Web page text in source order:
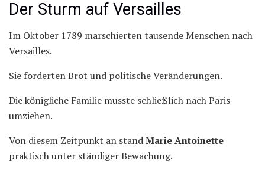
Der Sturm auf Versailles
Im Oktober 1789 marschierten tausende Menschen nach
Versailles.
Sie forderten Brot und politische Veränderungen.
Die königliche Familie musste schließlich nach Paris
umziehen.
Von diesem Zeitpunkt an standMarie Antoinette
praktisch unter ständiger Bewachung.